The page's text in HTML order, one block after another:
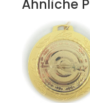
Ähnliche